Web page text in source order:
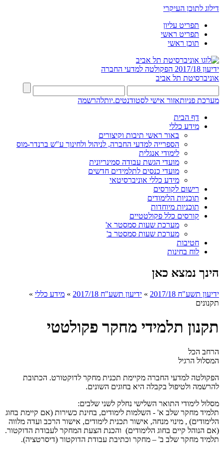
דילוג לתוכן העיקרי
תפריט עליון
תפריט ראשי
תוכן ראשי
ידיעון 2017/18
הפקולטה למדעי החברה
אוניברסיטת תל אביב
מערכת פניותאזור אישי לסטודנטים.יותלהרשמה
דף הבית
מידע כללי
באור ראשי תיבות וקיצורים
הספרייה למדעי החברה, לניהול ולחינוך ע"ש ברנדר-מוס
לימודי אנגלית
מועדי הגשת עבודה סמינריונית
מועדי כנסים לתלמידים חדשים
מידע כללי אוניברסיטאי
רישום לקורסים
תוכניות הלימודים
תוכניות מיוחדות
קורסים כלל פקולטטיים
מערכת שעות סמסטר א'
מערכת שעות סמסטר ב'
חטיבות
לוח בחינות
הינך נמצא כאן
ידיעון תשע"ח 2017/18 » ידיעון תשע"ח 2017/18 » מידע כללי »
תקנונים
תקנון תלמידי מחקר פקולטטי
הרחב הכל
המסלול הרגיל
הפקולטה למדעי החברה מקיימת תכנית מחקר לדוקטורט. הכתובת
להרשמה ולטיפול בקבלה היא בחוגים השונים.
מסלול לימודי התואר השלישי נחלק לשני שלבים:
תלמיד מחקר שלב א' - השלמות לימודים, בחינת כשירות (אם קיימת בחוג
הלימודים) , מינוי מנחה, אישור תכנית לימודים, אישור הרכב ועדה מלווה
(אם הנוהל קיים בחוג הלימודים) והכנת הצעת המחקר לעבודת הדוקטור.
תלמיד מחקר שלב ב' – מחקר וכתיבת עבודת הדוקטור (דיסרטציה).